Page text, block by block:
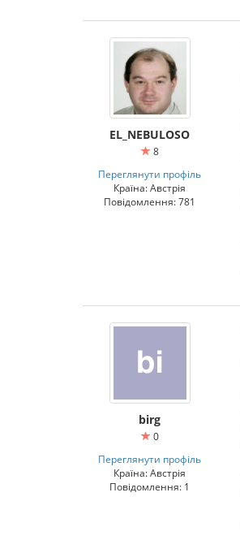
EL_NEBULOSO
8
Переглянути профіль
Країна: Австрія
Повідомлення: 781
birg
0
Переглянути профіль
Країна: Австрія
Повідомлення: 1